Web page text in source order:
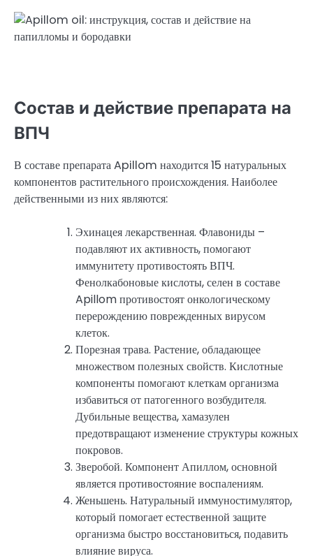
Состав и действие препарата на
ВПЧ
В составе препарата Apillom находится 15 натуральных
компонентов растительного происхождения. Наиболее
действенными из них являются:
Эхинацея лекарственная. Флавониды –
подавляют их активность, помогают
иммунитету противостоять ВПЧ.
Фенолкабоновые кислоты, селен в составе
Apillom противостоят онкологическому
перерождению поврежденных вирусом
клеток.
Порезная трава. Растение, обладающее
множеством полезных свойств. Кислотные
компоненты помогают клеткам организма
избавиться от патогенного возбудителя.
Дубильные вещества, хамазулен
предотвращают изменение структуры кожных
покровов.
Зверобой. Компонент Апиллом, основной
является противостояние воспалениям.
Женьшень. Натуральный иммуностимулятор,
который помогает естественной защите
организма быстро восстановиться, подавить
влияние вируса.